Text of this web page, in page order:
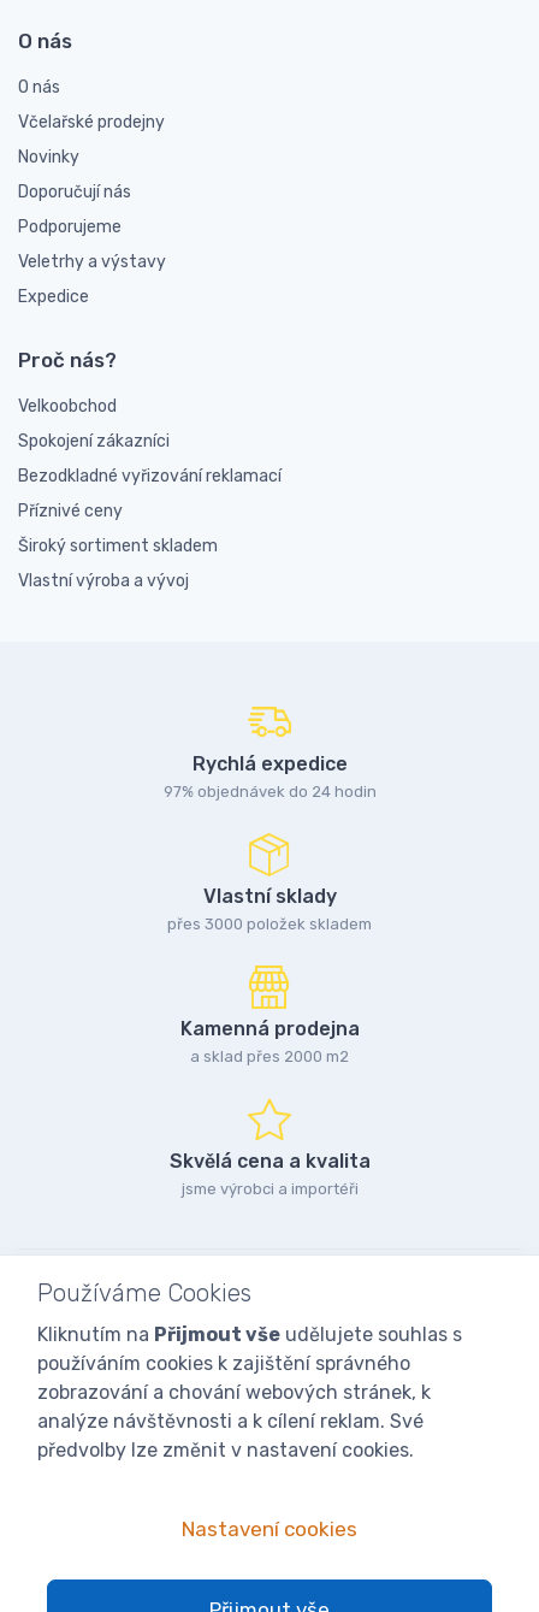
O nás
O nás
Včelařské prodejny
Novinky
Doporučují nás
Podporujeme
Veletrhy a výstavy
Expedice
Proč nás?
Velkoobchod
Spokojení zákazníci
Bezodkladné vyřizování reklamací
Příznivé ceny
Široký sortiment skladem
Vlastní výroba a vývoj
Rychlá expedice
97% objednávek do 24 hodin
Vlastní sklady
přes 3000 položek skladem
Kamenná prodejna
a sklad přes 2000 m2
Skvělá cena a kvalita
jsme výrobci a importéři
Používáme Cookies
Kliknutím na Přijmout vše udělujete souhlas s
používáním cookies k zajištění správného
zobrazování a chování webových stránek, k
analýze návštěvnosti a k cílení reklam. Své
předvolby lze změnit v nastavení cookies.
Nastavení cookies